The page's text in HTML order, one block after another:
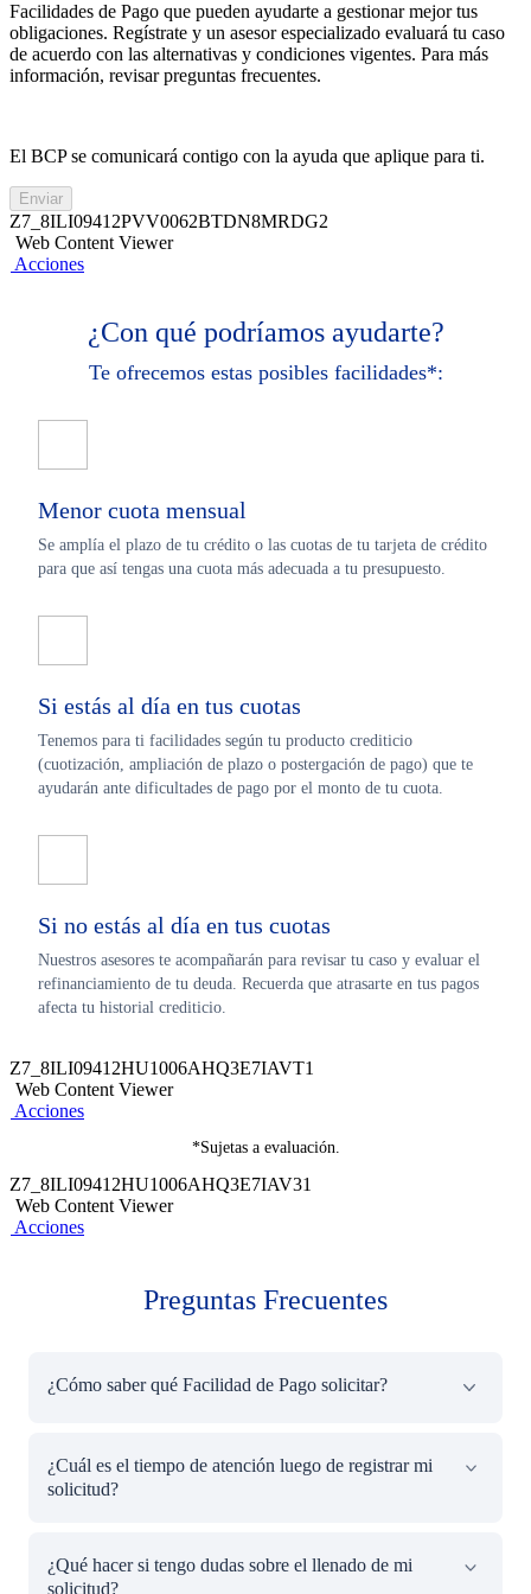
Facilidades de Pago que pueden ayudarte a gestionar mejor tus
obligaciones. Regístrate y un asesor especializado evaluará tu caso
de acuerdo con las alternativas y condiciones vigentes. Para más
información, revisar preguntas frecuentes.
El BCP se comunicará contigo con la ayuda que aplique para ti.
Enviar
Z7_8ILI09412PVV0062BTDN8MRDG2
Web Content Viewer
Acciones
¿Con qué podríamos ayudarte?
Te ofrecemos estas posibles facilidades*:
Menor cuota mensual
Se amplía el plazo de tu crédito o las cuotas de tu tarjeta de crédito
para que así tengas una cuota más adecuada a tu presupuesto.
Si estás al día en tus cuotas
Tenemos para ti facilidades según tu producto crediticio
(cuotización, ampliación de plazo o postergación de pago) que te
ayudarán ante dificultades de pago por el monto de tu cuota.
Si no estás al día en tus cuotas
Nuestros asesores te acompañarán para revisar tu caso y evaluar el
refinanciamiento de tu deuda. Recuerda que atrasarte en tus pagos
afecta tu historial crediticio.
Z7_8ILI09412HU1006AHQ3E7IAVT1
Web Content Viewer
Acciones
*Sujetas a evaluación.
Z7_8ILI09412HU1006AHQ3E7IAV31
Web Content Viewer
Acciones
Preguntas Frecuentes
¿Cómo saber qué Facilidad de Pago solicitar?
ofrecemos, puedes visitar los siguientes enlaces y
aprender con ejemplos prácticos:
Ampliación de Plazo
¿Cuál es el tiempo de atención luego de registrar mi
solicitud?
asegúrate que la información sea la correcta, si es
¿Qué hacer si tengo dudas sobre el llenado de mi
solicitud?